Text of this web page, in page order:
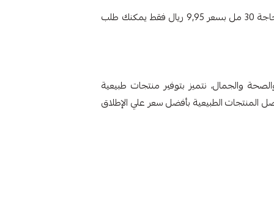
قي عطارة شمول السعودية في زجاجة 30 مل بسعر 9,95 ريال فقط يمكنك طلب
والجمال، نتميز بتوفير منتجات طبيعية
المنتجات الطبيعية بأفضل سعر علي الإطلاق